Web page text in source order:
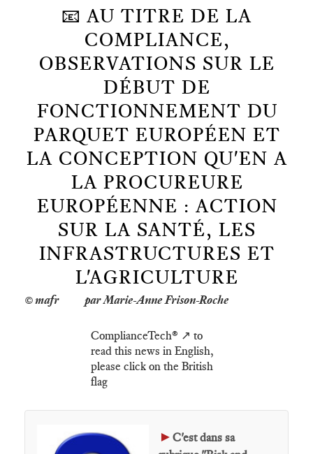
📧 AU TITRE DE LA
COMPLIANCE,
OBSERVATIONS SUR LE
DÉBUT DE
FONCTIONNEMENT DU
PARQUET EUROPÉEN ET
LA CONCEPTION QU'EN A
LA PROCUREURE
EUROPÉENNE : ACTION
SUR LA SANTÉ, LES
INFRASTRUCTURES ET
L'AGRICULTURE
par Marie-Anne Frison-Roche
ComplianceTech® ↗️ to
read this news in English,
please click on the British
flag
► C'est dans sa